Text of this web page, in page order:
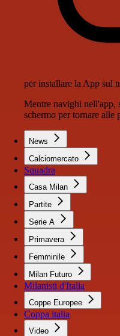
per installare la App sul
Mentre navighi nell'app,
schermo per tornare alle
News
Calciomercato
Squadra
Casa Milan
Partite
Serie A
Primavera
Femminile
Milan Futuro
Milanisti d'Italia
Coppe Europee
Coppa italia
Video